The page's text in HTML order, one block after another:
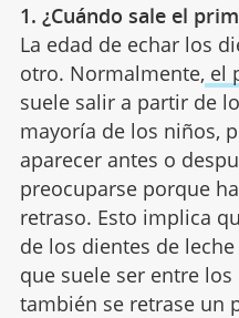
1. ¿Cuándo sale el
La edad de echar los
otro. Normalmente, el
suele salir a partir de
mayoría de los niños,
aparecer antes o
preocuparse porque
retraso. Esto implica
de los dientes de
que suele ser entre los
también se retrase un